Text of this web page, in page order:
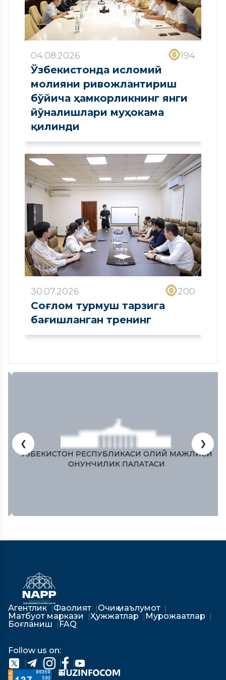
04.08.2026 194
Ўзбекистонда исломий
молияни ривожлантириш
бўйича ҳамкорликнинг янги
йўналишлари муҳокама
қилинди
30.07.2026 200
Соғлом турмуш тарзига
бағишланган тренинг
ЎЗБЕКИСТОН РЕСПУБЛИКAСИ ОЛИЙ МAЖЛИСИ
ҚОНУНЧИЛИК ПAЛAТAСИ
❮ ❯
Агентлик Фаолият
Очиқ маълумот
Матбуот маркази
Ҳужжатлар
Мурожаатлар
Боғланиш
FAQ
Follow us on: